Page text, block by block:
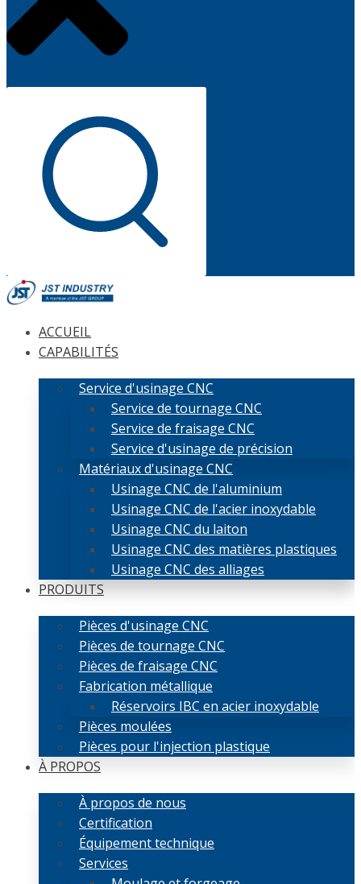
ACCUEIL
CAPABILITÉS
Service d'usinage CNC
Service de tournage CNC
Service de fraisage CNC
Service d'usinage de précision
Matériaux d'usinage CNC
Usinage CNC de l'aluminium
Usinage CNC de l'acier inoxydable
Usinage CNC du laiton
Usinage CNC des matières plastiques
Usinage CNC des alliages
PRODUITS
Pièces d'usinage CNC
Pièces de tournage CNC
Pièces de fraisage CNC
Fabrication métallique
Réservoirs IBC en acier inoxydable
Pièces moulées
Pièces pour l'injection plastique
À PROPOS
À propos de nous
Certification
Équipement technique
Services